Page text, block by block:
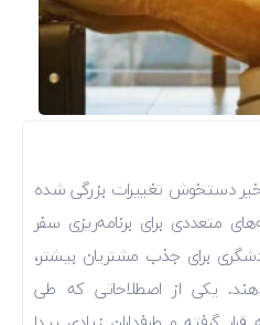
دستخوش تغییرات بزرگی شده
متعددی برای برنامه‌ریزی سفر
برای جذب مشتریان بیشتر،
یکی از اصطلاحاتی که طی